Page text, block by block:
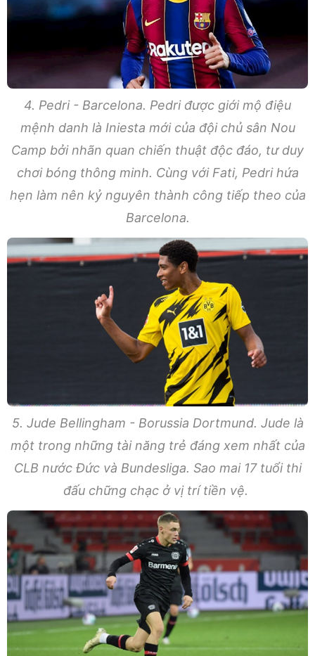
4. Pedri - Barcelona. Pedri được giới mộ điệu
mệnh danh là Iniesta mới của đội chủ sân Nou
Camp bởi nhãn quan chiến thuật độc đáo, tư duy
chơi bóng thông minh. Cùng với Fati, Pedri hứa
hẹn làm nên kỷ nguyên thành công tiếp theo của
Barcelona.
5. Jude Bellingham - Borussia Dortmund. Jude là
một trong những tài năng trẻ đáng xem nhất của
CLB nước Đức và Bundesliga. Sao mai 17 tuổi thi
đấu chững chạc ở vị trí tiền vệ.